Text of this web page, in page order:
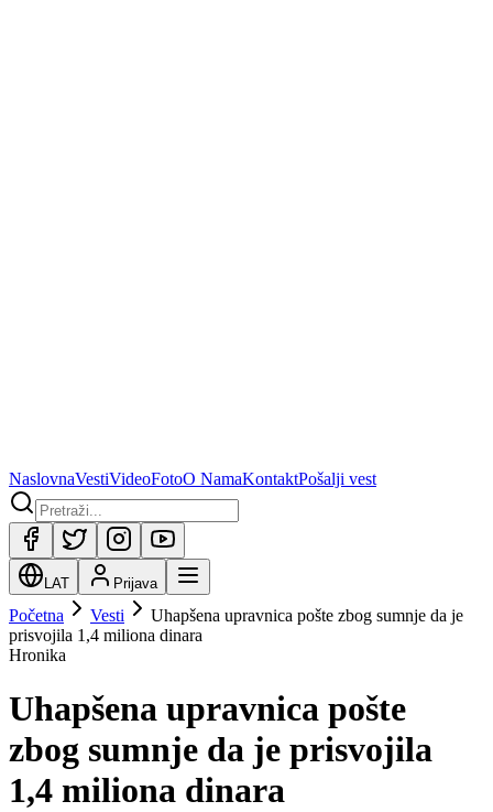
NaslovnaVestiVideoFotoO NamaKontaktPošalji vest
LAT Prijava
Početna Vesti
Uhapšena upravnica pošte zbog sumnje da je
prisvojila 1,4 miliona dinara
Hronika
Uhapšena upravnica pošte
zbog sumnje da je prisvojila
1,4 miliona dinara